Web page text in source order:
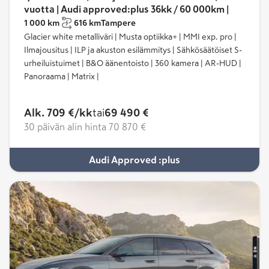
10 prosentista 80 prosenttiin noin 20 minuutissa.
Mallistosta löytyy myös suorituskykyisempi SQ6 e-
tron, jossa on sporttisempi jousitus,
aggressiivisempi ohjaustuntuma ja S-mallille
tyypilliset asetukset.
Tutustu: Audi Q6 e-tron → tai
Audin e-tron on vuonna 2018 julkaistu SUV, joka on
merkin ensimmäinen täyssähköinen katumaasturi.
E-tron on varustettu kahdella sähkömoottorilla,
jotka tarjoavat vakuuttavaa suorituskykyä.
Nelivetojärjestelmän avulla se pystyy tarjoamaan
hyvän pidon ja dynaamisen ajokokemuksen.
vuotta | Audi approved:plus 36kk / 60 000km |
1 000 km 616 kmTampere
Glacier white metalliväri | Musta optiikka+ | MMI exp. pro |
Ilmajousitus | ILP ja akuston esilämmitys | Sähkösäätöiset S-
urheiluistuimet | B&O äänentoisto | 360 kamera | AR-HUD |
Panoraama | Matrix |
Alk. 709 €/kktai69 490 €
30 päivän alin hinta 70 870 €
Audi Approved :plus